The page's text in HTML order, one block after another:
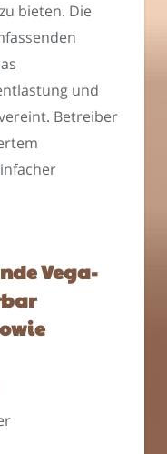
bieten. Die
und
Betreiber
Vega-